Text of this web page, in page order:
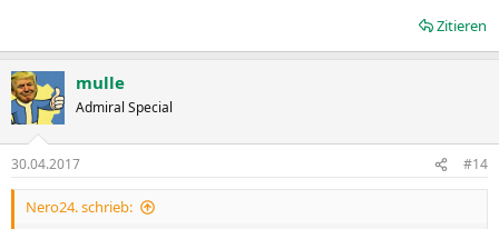
Zitieren
mulle
Admiral Special
30.04.2017 #14
Nero24. schrieb: